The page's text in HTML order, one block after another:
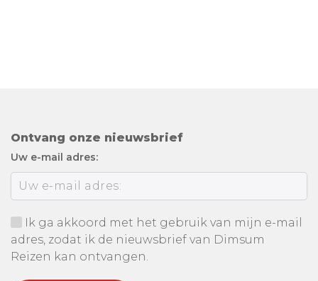
Ontvang onze nieuwsbrief
Uw e-mail adres:
Ik ga akkoord met het gebruik van mijn e-mail
adres, zodat ik de nieuwsbrief van Dimsum
Reizen kan ontvangen.